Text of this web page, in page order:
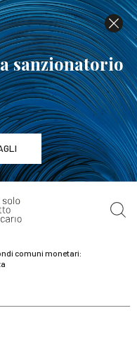
sanzionatorio
del TUF
comuni monetari: